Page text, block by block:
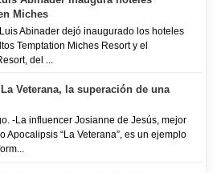
Miches
Abinader dejó inaugurado los hoteles
Temptation Miches Resort y el
del ...
Veterana, la superación de una
-La influencer Josianne de Jesús, mejor
Apocalipsis “La Veterana”, es un ejemplo